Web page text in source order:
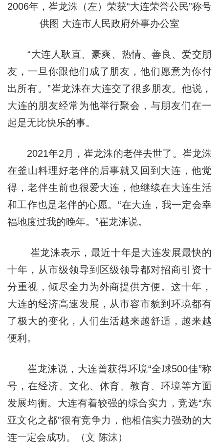
2006年，崔龙洙（左）荣获“大连荣誉公民”称号
供图 大连市人民政府外事办公室
“大连人耿直、豪爽、热情、善良、爱交朋
友，一旦你跟他们成了朋友，他们愿意为你付
出所有。”崔龙洙在大连交了很多朋友。他说，
大连的朋友经常为他举行聚会，与朋友们在一
起是无比快乐的事。
2021年2月，崔龙洙的老伴去世了。 崔龙洙
在釜山料理好老伴的后事就又回到大连，他觉
得，老伴生前也很爱大连，他继续在大连生活
和工作也是老伴的心愿。“在大连，我一定会幸
福地度过我的晚年。”崔龙洙说。
崔龙洙表示，最近十年是大连发展最快的
十年，从市级领导到区级领导都对招商引资十
分重视，倾尽全力为外商提供方便。这十年，
大连的经济高速发展，从市容市貌到环境都有
了极大的变化，人们生活越来越舒适，越来越
便利。
崔龙洙说，大连曾获得环境“全球500佳”称
号，在经济、文化、体育、教育、环境等方面
发展均衡。大连有着较强的综合实力，竞选“东
亚文化之都”很有竞争力，他相信实力强劲的大
连一定会成功。（文 陈沫）